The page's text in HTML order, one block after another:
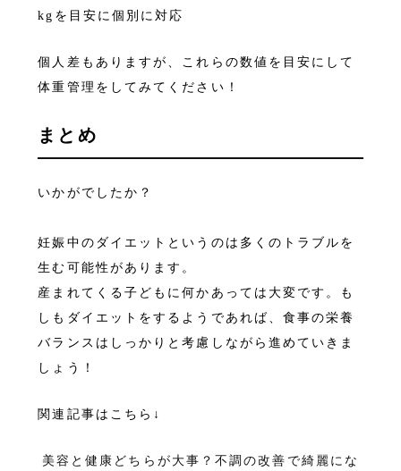
kgを目安に個別に対応
個人差もありますが、これらの数値を目安にして
体重管理をしてみてください！
まとめ
いかがでしたか？
妊娠中のダイエットというのは多くのトラブルを
生む可能性があります。
産まれてくる子どもに何かあっては大変です。も
しもダイエットをするようであれば、食事の栄養
バランスはしっかりと考慮しながら進めていきま
しょう！
関連記事はこちら↓
美容と健康どちらが大事？不調の改善で綺麗にな